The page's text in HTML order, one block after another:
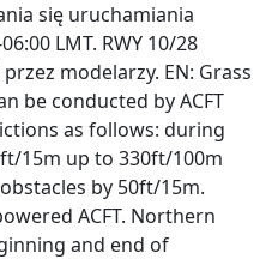
się uruchamiania
LMT. RWY 10/28
modelarzy. EN: Grass
be conducted by ACFT
as follows: during
15m up to 330ft/100m
by 50ft/15m.
ACFT. Northern
and end of